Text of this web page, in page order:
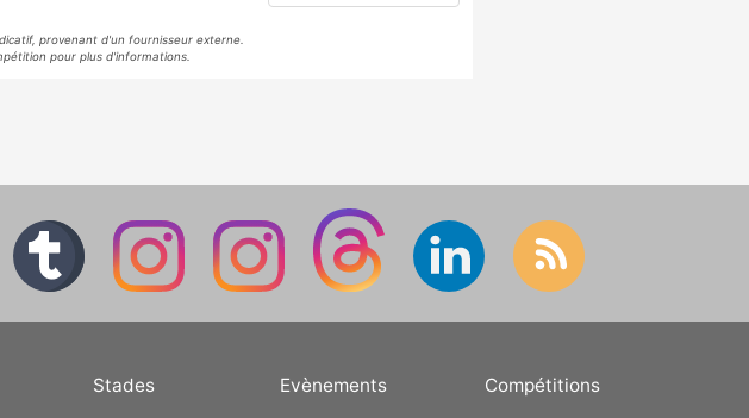
provenant d'un fournisseur externe.
pour plus d'informations.
Stades Evènements Compétitions